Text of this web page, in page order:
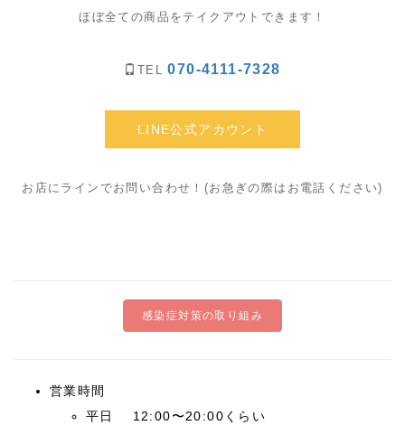
ほぼ全ての商品をテイクアウトできます！
TEL070-4111-7328
LINE公式アカウント
お店にラインでお問い合わせ！(お急ぎの際はお電話ください)
感染症対策の取り組み
営業時間
平日 12:00〜20:00くらい